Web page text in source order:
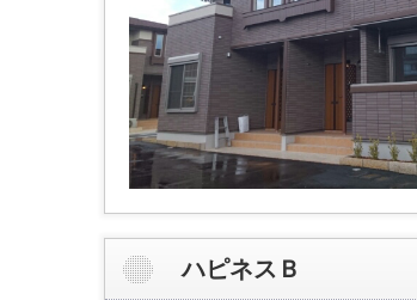
ハピネスＢ